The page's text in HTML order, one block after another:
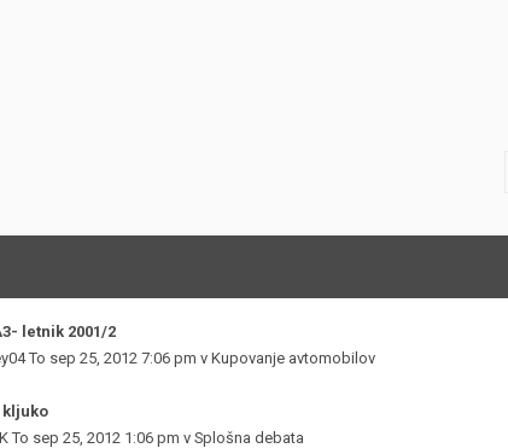
letnik 2001/2
To sep 25, 2012 7:06 pm v Kupovanje avtomobilov
kljuko
To sep 25, 2012 1:06 pm v Splošna debata